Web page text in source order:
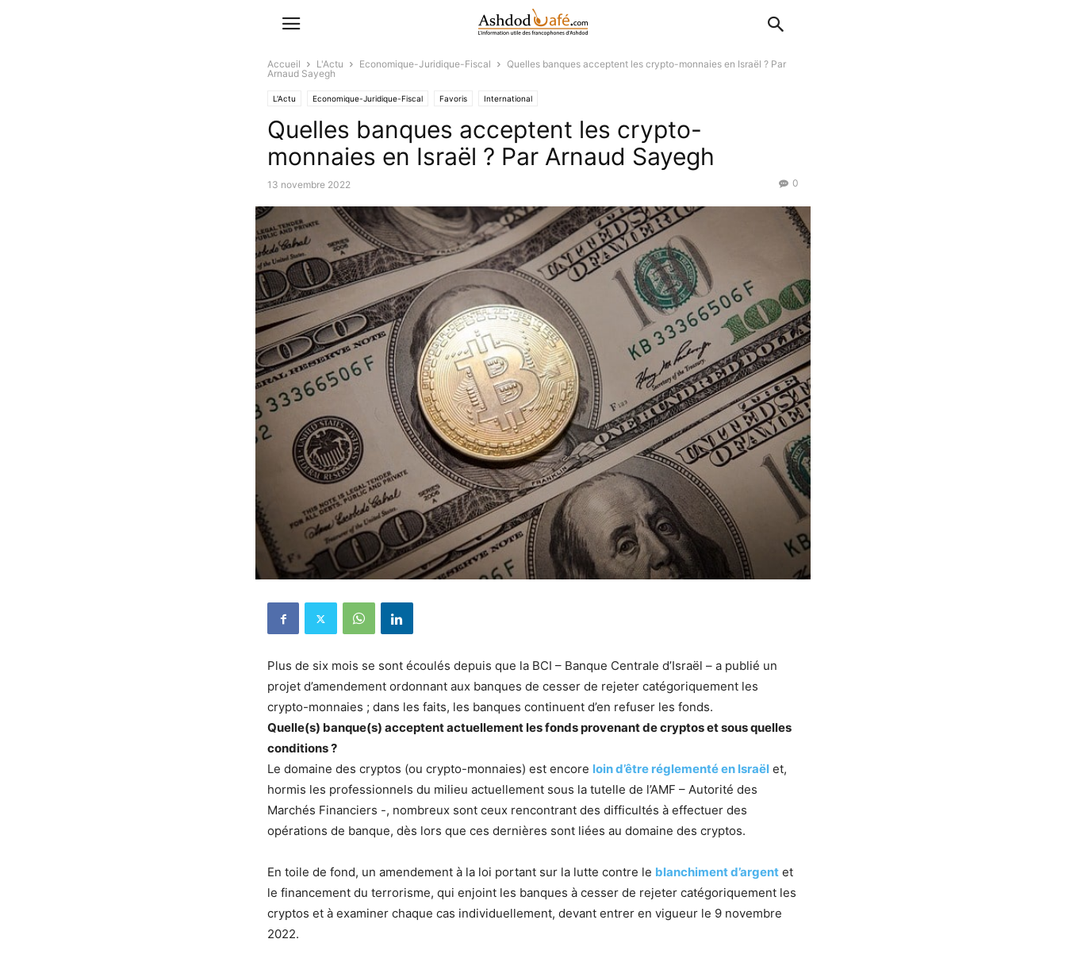
Accueil L'Actu Economique-Juridique-Fiscal
Quelles banques acceptent les crypto-monnaies en Israël ? Par
Arnaud Sayegh
L'Actu Economique-Juridique-Fiscal Favoris International
Quelles banques acceptent les crypto-
monnaies en Israël ? Par Arnaud Sayegh
13 novembre 2022 0
Plus de six mois se sont écoulés depuis que la BCI – Banque Centrale d’Israël – a publié un
projet d’amendement ordonnant aux banques de cesser de rejeter catégoriquement les
crypto-monnaies ; dans les faits, les banques continuent d’en refuser les fonds.
Quelle(s) banque(s) acceptent actuellement les fonds provenant de cryptos et sous quelles
conditions ?
Le domaine des cryptos (ou crypto-monnaies) est encore loin d’être réglementé en Israël et,
hormis les professionnels du milieu actuellement sous la tutelle de l’AMF – Autorité des
Marchés Financiers -, nombreux sont ceux rencontrant des difficultés à effectuer des
opérations de banque, dès lors que ces dernières sont liées au domaine des cryptos.
En toile de fond, un amendement à la loi portant sur la lutte contre le blanchiment d’argent et
le financement du terrorisme, qui enjoint les banques à cesser de rejeter catégoriquement les
cryptos et à examiner chaque cas individuellement, devant entrer en vigueur le 9 novembre
2022.